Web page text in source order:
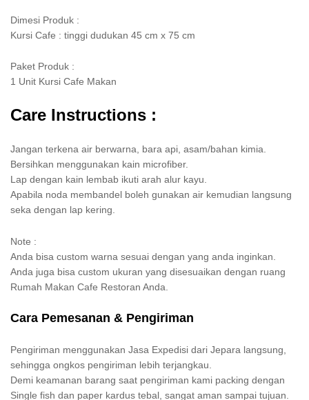
Dimesi Produk :
Kursi Cafe : tinggi dudukan 45 cm x 75 cm
Paket Produk :
1 Unit Kursi Cafe Makan
Care Instructions :
Jangan terkena air berwarna, bara api, asam/bahan kimia.
Bersihkan menggunakan kain microfiber.
Lap dengan kain lembab ikuti arah alur kayu.
Apabila noda membandel boleh gunakan air kemudian langsung
seka dengan lap kering.
Note :
Anda bisa custom warna sesuai dengan yang anda inginkan.
Anda juga bisa custom ukuran yang disesuaikan dengan ruang
Rumah Makan Cafe Restoran Anda.
Cara Pemesanan & Pengiriman
Pengiriman menggunakan Jasa Expedisi dari Jepara langsung,
sehingga ongkos pengiriman lebih terjangkau.
Demi keamanan barang saat pengiriman kami packing dengan
Single fish dan paper kardus tebal, sangat aman sampai tujuan.